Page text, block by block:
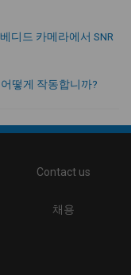
디드 카메라에서 SNR
떻게 작동합니까?
Contact us
채용